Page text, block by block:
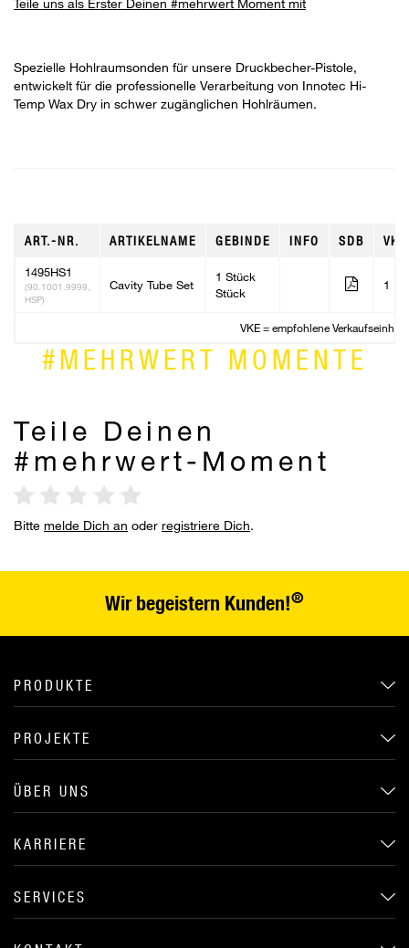
Teile uns als Erster Deinen #mehrwert Moment mit
Spezielle Hohlraumsonden für unsere Druckbecher-Pistole,
entwickelt für die professionelle Verarbeitung von Innotec Hi-
Temp Wax Dry in schwer zugänglichen Hohlräumen.
ART.-NR. ARTIKELNAME GEBINDE INFO SDB VKE
1495HS1
(90.1001.9999,
HSP)
Cavity Tube Set
1 Stück
Stück
1
VKE = empfohlene Verkaufseinheit
#MEHRWERT MOMENTE
Teile Deinen
#mehrwert-Moment
Bitte melde Dich an oder registriere Dich.
Wir begeistern Kunden!®
PRODUKTE
PROJEKTE
ÜBER UNS
KARRIERE
SERVICES